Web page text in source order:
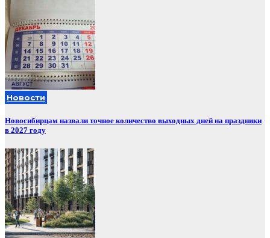
Новости
Новосибирцам назвали точное количество выходных дней на праздники
в 2027 году